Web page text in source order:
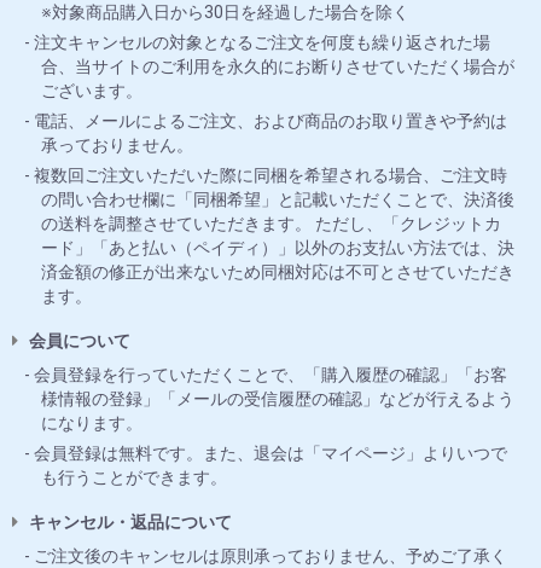
※対象商品購入日から30日を経過した場合を除く
注文キャンセルの対象となるご注文を何度も繰り返された場
合、当サイトのご利用を永久的にお断りさせていただく場合が
ございます。
電話、メールによるご注文、および商品のお取り置きや予約は
承っておりません。
複数回ご注文いただいた際に同梱を希望される場合、ご注文時
の問い合わせ欄に「同梱希望」と記載いただくことで、決済後
の送料を調整させていただきます。 ただし、「クレジットカ
ード」「あと払い（ペイディ）」以外のお支払い方法では、決
済金額の修正が出来ないため同梱対応は不可とさせていただき
ます。
会員について
会員登録を行っていただくことで、「購入履歴の確認」「お客
様情報の登録」「メールの受信履歴の確認」などが行えるよう
になります。
会員登録は無料です。また、退会は「マイページ」よりいつで
も行うことができます。
キャンセル・返品について
ご注文後のキャンセルは原則承っておりません、予めご了承く